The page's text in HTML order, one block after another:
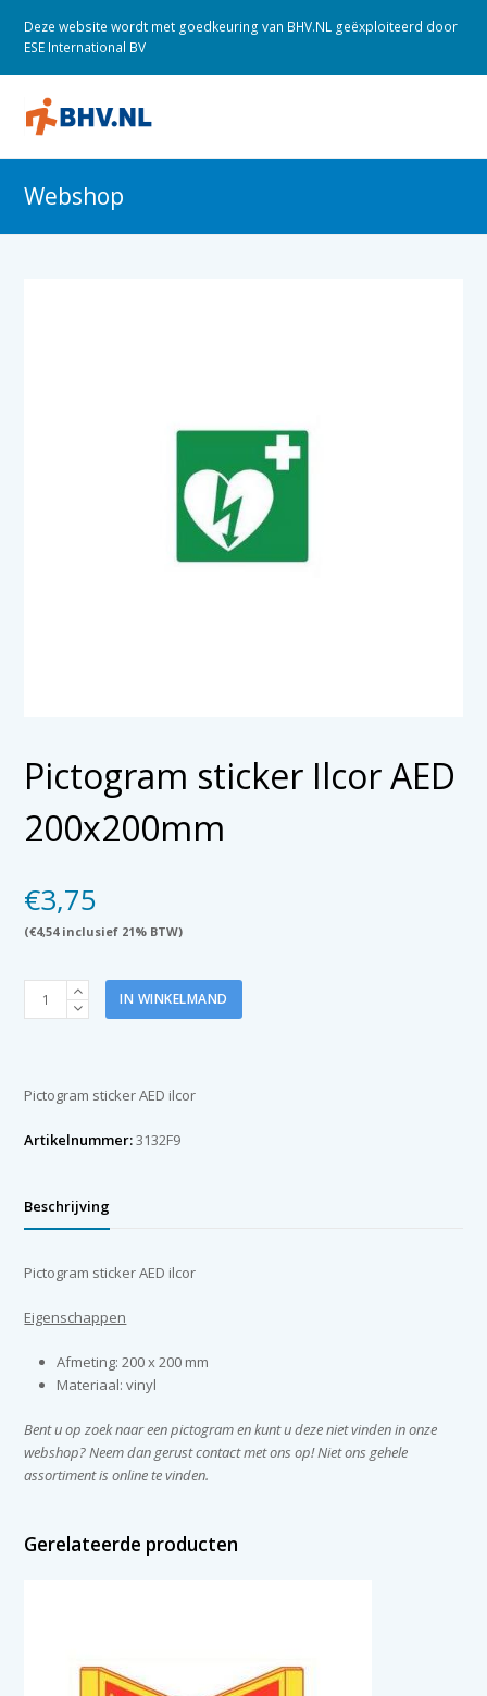
Deze website wordt met goedkeuring van BHV.NL geëxploiteerd door
ESE International BV
Webshop
Pictogram sticker Ilcor AED
200x200mm
€3,75
(€4,54inclusief 21% BTW)
Pictogram
sticker
aantal
IN WINKELMAND
Pictogram sticker AED ilcor
Artikelnummer:3132F9
Beschrijving
Pictogram sticker AED ilcor
Eigenschappen
Afmeting: 200 x 200 mm
Materiaal: vinyl
Bent u op zoek naar een pictogram en kunt u deze niet vinden in onze
webshop? Neem dan gerust contact met ons op! Niet ons gehele
assortiment is online te vinden.
Gerelateerde producten